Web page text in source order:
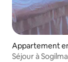
Appartement
Séjour à